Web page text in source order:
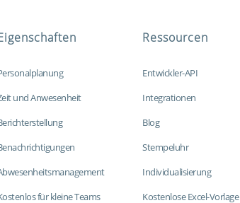
und Anwesenheit
für kleine Teams
Ressourcen
Entwickler-API
Integrationen
Blog
Stempeluhr
Individualisierung
Kostenlose Excel-Vorlage